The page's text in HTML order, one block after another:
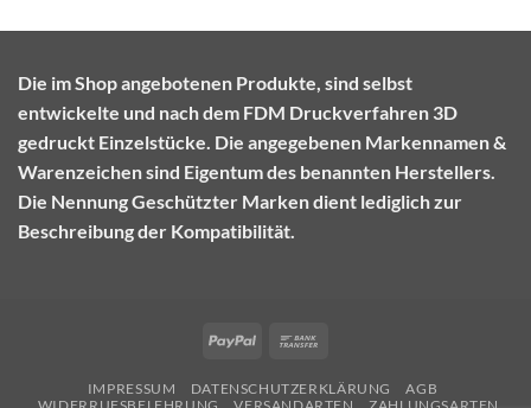
Die im Shop angebotenen Produkte, sind selbst
entwickelte und nach dem FDM Druckverfahren 3D
gedruckt Einzelstücke. Die angegebenen Markennamen &
Warenzeichen sind Eigentum des benannten Herstellers.
Die Nennung Geschützter Marken dient lediglich zur
Beschreibung der Kompatibilität.
PayPal
IMPRESSUM DATENSCHUTZERKLÄRUNG
AGB